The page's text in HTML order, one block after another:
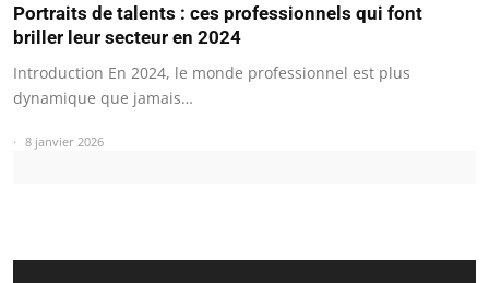
Portraits de talents : ces professionnels qui font
briller leur secteur en 2024
Introduction En 2024, le monde professionnel est plus
dynamique que jamais…
8 janvier 2026